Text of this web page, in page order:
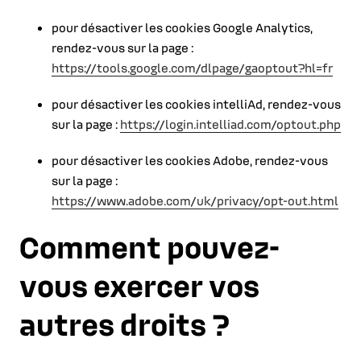
pour désactiver les cookies Google Analytics,
rendez-vous sur la page :
https://tools.google.com/dlpage/gaoptout?hl=fr
pour désactiver les cookies intelliAd, rendez-vous
sur la page : https://login.intelliad.com/optout.php
pour désactiver les cookies Adobe, rendez-vous
sur la page :
https://www.adobe.com/uk/privacy/opt-out.html
Comment pouvez-
vous exercer vos
autres droits ?